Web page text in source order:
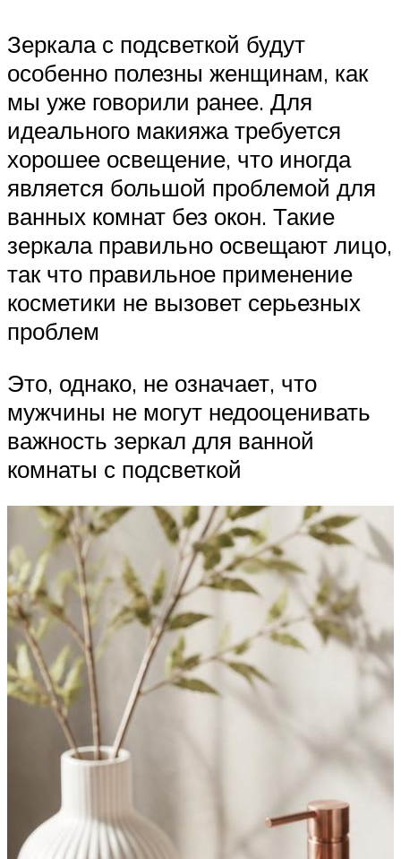
Зеркала с подсветкой будут
особенно полезны женщинам, как
мы уже говорили ранее. Для
идеального макияжа требуется
хорошее освещение, что иногда
является большой проблемой для
ванных комнат без окон. Такие
зеркала правильно освещают лицо,
так что правильное применение
косметики не вызовет серьезных
проблем
Это, однако, не означает, что
мужчины не могут недооценивать
важность зеркал для ванной
комнаты с подсветкой